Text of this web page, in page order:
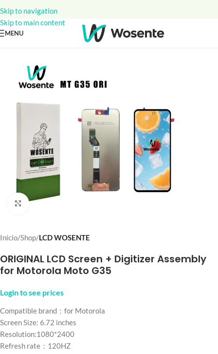
Skip to navigation
Skip to main content
MENU
Click to enlarge
Início Shop LCD WOSENTE
ORIGINAL LCD Screen + Digitizer Assembly
for Motorola Moto G35
Login to see prices
Compatible brand：for Motorola
Screen Size: 6.72 inches
Resolution:1080*2400
Refresh rate：120HZ